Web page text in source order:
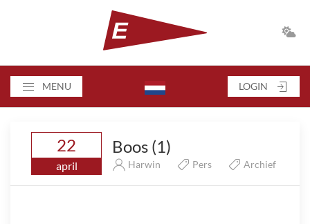
MENU LOGIN
22
april
Boos (1)
Harwin Pers Archief